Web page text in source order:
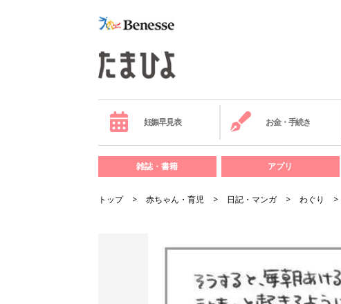
妊娠早見表 お金・手続き
雑誌・書籍 アプリ
トップ 赤ちゃん・育児 日記・マンガ わぐり